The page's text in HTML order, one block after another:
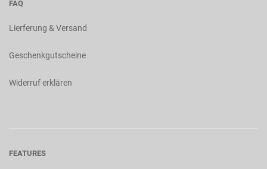
FAQ
Lierferung & Versand
Geschenkgutscheine
Widerruf erklären
FEATURES